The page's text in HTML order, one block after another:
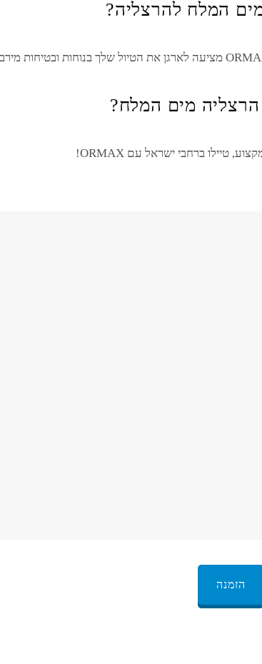
המלח להרצליה?
מים המלח?
הזמנה